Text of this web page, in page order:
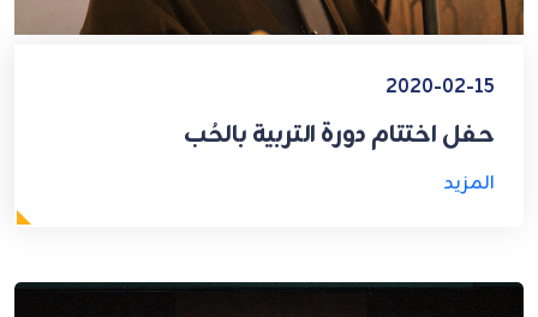
2020-02-15
حفل اختتام دورة التربية بالحُب
المزيد